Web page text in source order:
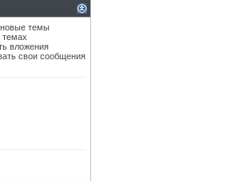
новые темы
темах
вложения
свои сообщения